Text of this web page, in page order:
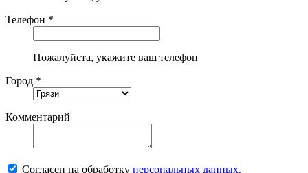
Телефон *
Пожалуйста, укажите ваш телефон
Город *
Комментарий
Согласен на обработку персональных данных.